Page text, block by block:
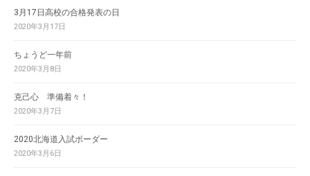
3月17日高校の合格発表の日
2020年3月17日
ちょうど一年前
2020年3月8日
克己心 準備着々！
2020年3月7日
2020北海道入試ボーダー
2020年3月6日